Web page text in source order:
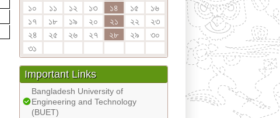
১০
১১ ১২ ১৩ ১৪ ১৫
১৬
১৭
১৮ ১৯ ২০ ২১ ২২
২৩
২৪
২৫ ২৬ ২৭ ২৮ ২৯
৩০
৩১
Important Links
Bangladesh University of
Engineering and Technology
(BUET)